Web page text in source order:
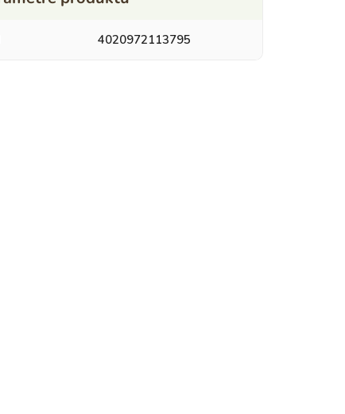
4020972113795